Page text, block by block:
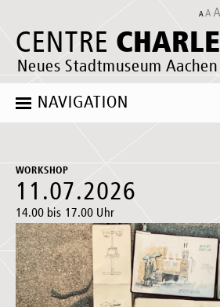
CENTRE
Neues Stadtmuseum Aachen
NAVIGATION
WORKSHOP
11.07.2026
14.00 bis 17.00 Uhr